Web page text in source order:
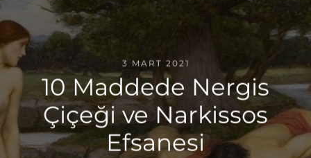
3 MART 2021
10 Maddede Nergis
Çiçeği ve Narkissos
Efsanesi